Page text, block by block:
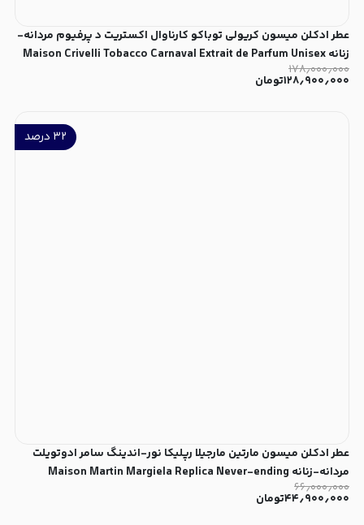
عطر ادکلن میسون کریولی توباکو کارناوال اکستریت د پرفیوم مردانه-
زنانه Maison Crivelli Tobacco Carnaval Extrait de Parfum Unisex
۱۷۸٫۰۰۰٫۰۰۰
۱۲۸٫۹۰۰٫۰۰۰تومان
۳۲ درصد
عطر ادکلن میسون مارتین مارجیلا رپلیکا نور-اندینگ سامر ادوتویلت
مردانه-زنانه Maison Martin Margiela Replica Never-ending
Summer Unisex EDT
۶۶٫۰۰۰٫۰۰۰
۴۴٫۹۰۰٫۰۰۰تومان